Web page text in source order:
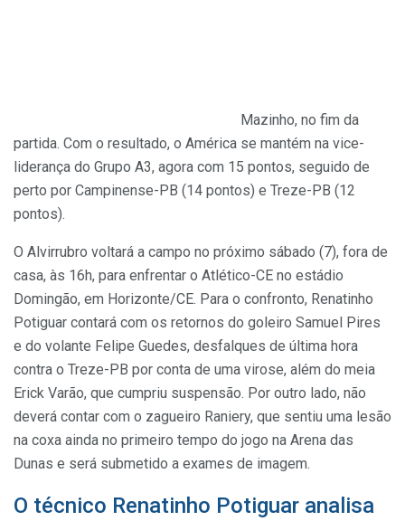
Mazinho, no fim da
partida. Com o resultado, o América se mantém na vice-
liderança do Grupo A3, agora com 15 pontos, seguido de
perto por Campinense-PB (14 pontos) e Treze-PB (12
pontos).
O Alvirrubro voltará a campo no próximo sábado (7), fora de
casa, às 16h, para enfrentar o Atlético-CE no estádio
Domingão, em Horizonte/CE. Para o confronto, Renatinho
Potiguar contará com os retornos do goleiro Samuel Pires
e do volante Felipe Guedes, desfalques de última hora
contra o Treze-PB por conta de uma virose, além do meia
Erick Varão, que cumpriu suspensão. Por outro lado, não
deverá contar com o zagueiro Raniery, que sentiu uma lesão
na coxa ainda no primeiro tempo do jogo na Arena das
Dunas e será submetido a exames de imagem.
O técnico Renatinho Potiguar analisa